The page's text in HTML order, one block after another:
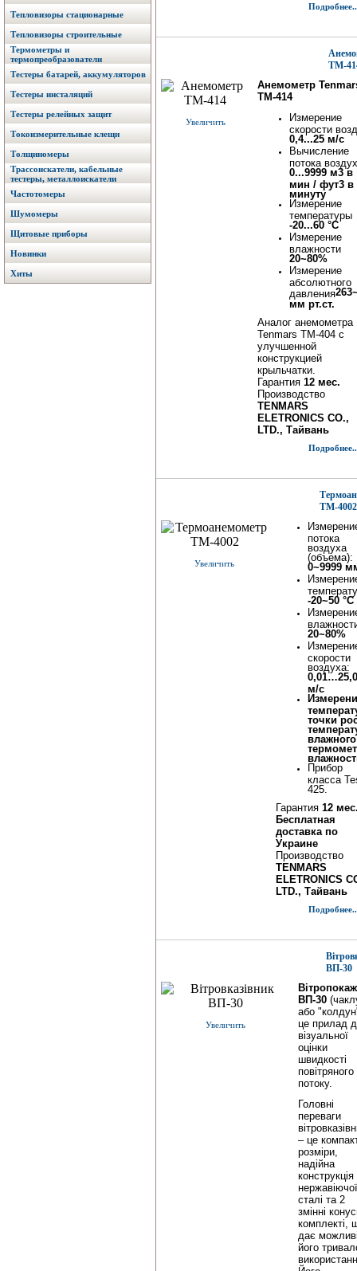
Тепловизоры стационарные
Тепловизоры строительные
Термометры и
термопреобразователи
Тестеры батарей, аккумуляторов
Тестеры инсталяций
Тестеры релейных защит
Токоизмерительные клещи
Толщиномеры
Трассоискатели, кабельные
тестеры, металлоискатели
Частотомеры
Шумомеры
Щитовые приборы
Новинки
Хиты
TM-
Увеличить
Анемометр
TM-414
Измерение
скорости
0,4...25 м/с
Вычисление
потока
0...9999 м3 в
мин / фут3 в
минуту
Измерение
температуры
-20...60 °C
Измерение
влажности
20~80%
Измерение
абсолютного
давления
мм рт.ст.
Аналог анемометра
Tenmars TM-404 с
улучшенной
конструкцией
крыльчатки.
Гарантия 12 мес.
Производство
TENMARS
ELETRONICS CO.,
LTD., Тайвань
TM-4002
Увеличить
потока
воздуха
(объема):
0~9999
-20~50 °С
20~80%
скорости
воздуха:
м/с
точки
влажного
Прибор
класса
425.
Гарантия 12
Бесплатная
доставка по
Украине
Производство
TENMARS
ELETRONICS
LTD., Тайвань
ВП-30
Увеличить
ВП-30
або
це прилад
візуальної
оцінки
швидкості
повітряного
потоку.
Головні
переваги
– це
розміри,
надійна
конструкція
нержавіючої
сталі та 2
змінні
комплекті,
дає
його